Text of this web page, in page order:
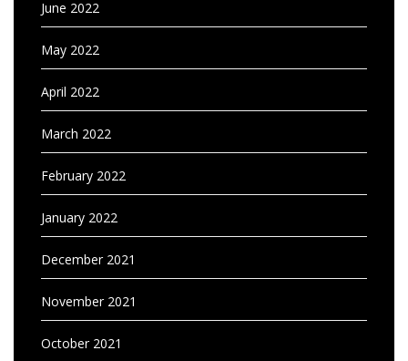
June 2022
May 2022
April 2022
March 2022
February 2022
January 2022
December 2021
November 2021
October 2021